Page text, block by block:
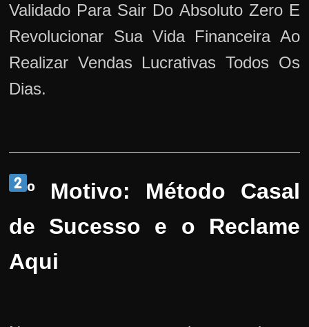
Validado Para Sair Do Absoluto Zero E
Revolucionar Sua Vida Financeira Ao
Realizar Vendas Lucrativas Todos Os
Dias.
º Motivo: Método Casal
de Sucesso e o Reclame
Aqui